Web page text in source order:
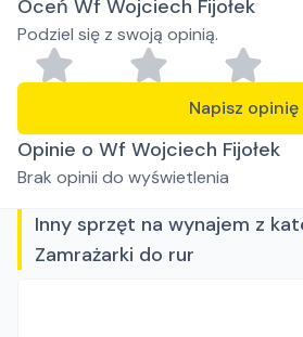
Oceń Wf Wojciech Fijołek
Podziel się z swoją opinią.
Napisz opinię
Opinie o Wf Wojciech Fijołek
Brak opinii do wyświetlenia
Inny sprzęt na wynajem z
Zamrażarki do rur